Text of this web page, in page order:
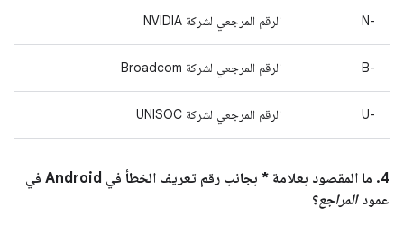
‫N-‎ الرقم المرجعي لشركة NVIDIA
B-‎ الرقم المرجعي لشركة Broadcom
U-‎ الرقم المرجعي لشركة UNISOC
4. ما المقصود بعلامة * بجانب رقم تعريف الخطأ في Android في
عمودالمراجع؟